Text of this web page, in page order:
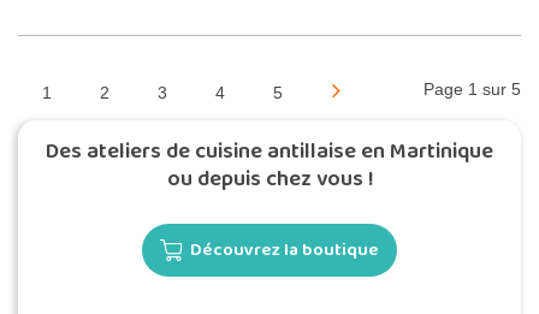
Page 1 sur 5
1 2 3 4 5
Des ateliers de cuisine antillaise en Martinique
ou depuis chez vous !
Découvrez la boutique